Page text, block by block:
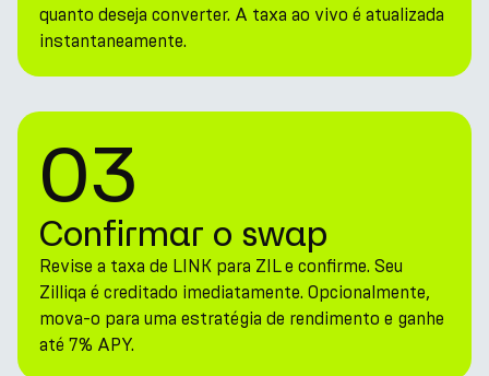
quanto deseja converter. A taxa ao vivo é atualizada
instantaneamente.
03
Confirmar o swap
Revise a taxa de LINK para ZIL e confirme. Seu
Zilliqa é creditado imediatamente. Opcionalmente,
mova-o para uma estratégia de rendimento e ganhe
até 7% APY.